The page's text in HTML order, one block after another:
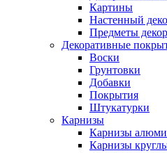
Картины
Настенный
Предметы
Декоративные
Воски
Грунтовки
Добавки
Покрытия
Штукатурки
Карнизы
Карнизы
Карнизы